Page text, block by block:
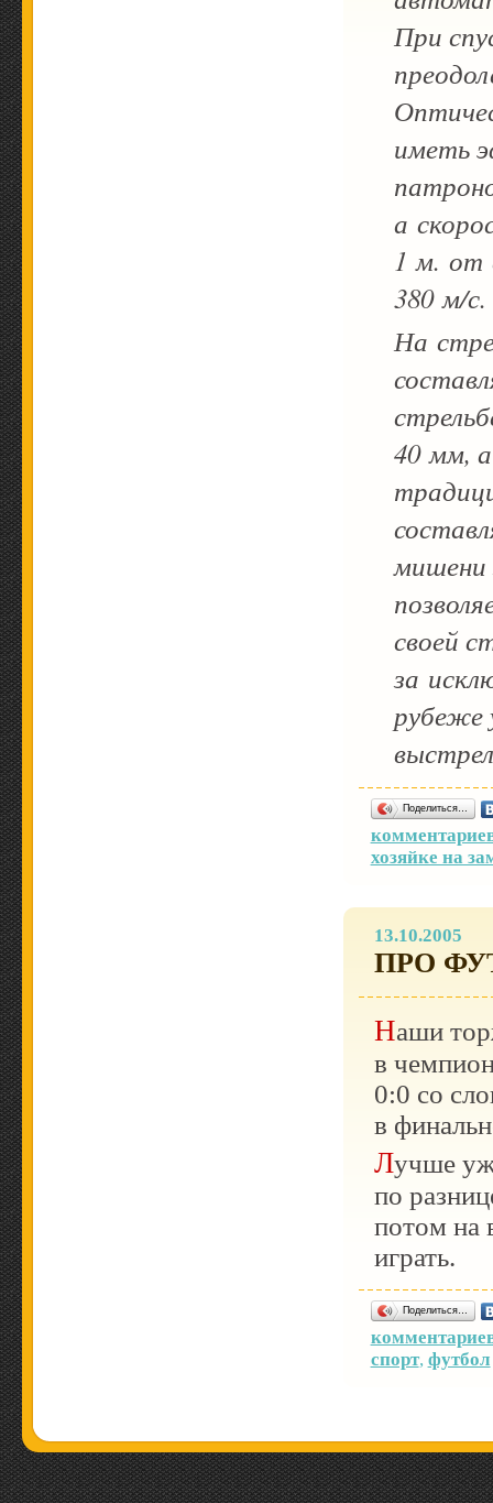
При
иметь
а
1 м. от
380 м/с.
На
40 мм,
мишени
своей
за
рубеже
Поделиться…
хозяйке на
13.10.2005
ПРО
Наши торжественно завершили свое участие
в
0:0 со
в
Лучше
по
потом на
играть.
Поделиться…
спорт, футбол